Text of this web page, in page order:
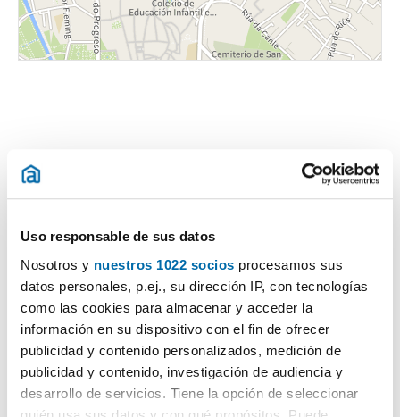
Uso responsable de sus datos
Nosotros y nuestros 1022 socios procesamos sus
datos personales, p.ej., su dirección IP, con tecnologías
como las cookies para almacenar y acceder la
información en su dispositivo con el fin de ofrecer
publicidad y contenido personalizados, medición de
publicidad y contenido, investigación de audiencia y
desarrollo de servicios. Tiene la opción de seleccionar
Certificado energético
ESCALA DE LA CALIFICACIÓN ENERGÉTICA Consumo energía
A
B
C
D